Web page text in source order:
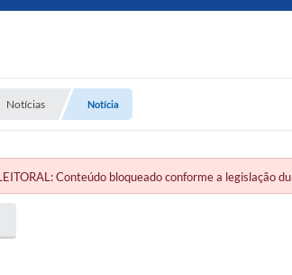
Notícias Notícia
Conteúdo bloqueado conforme a legislação